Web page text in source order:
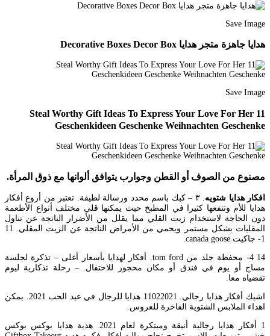
Save Image
هدايا جاهزة متجر هدايا Decorative Boxes Decor Box
Save Image
11 Steal Worthy Gift Ideas To Express Your Love For Her
Geschenkideen Geschenke Weihnachten Geschenke
مصنوع من الصوف أو القطن وجوارب يتوافق ألوانها مع ذوق المرأة.
افكار هدايا شتويه
. ۳ – كبك باسم محدد ورسالة لطيفة. تعتبر من أروع أفكار
هدايا للأم وتنفعها كثيرا في المطبخ حيث يمكنها قلي مختلف أنواع الأطعمة
دون الحاجة لاستخدام زيت القلي مما يقلل من الأضرار الناتجة عن تناول
المقليات بشكل مستمر ويحمي من الأمراض الناتجة عن الزيت المقلي. 11
1- جاكيت canada goose.
14 4- محفظة جلد من tom ford. أفكار لهدايا بأسعار أغلى – تذكرة لجلسة
مساج أو يوم في فندق أو مكان محجوز للاحتفال. – رحلة تذكارية ليوم
تقضياه معا.
اشيك أفكار هدايا رجالي. 11022021 هدايا للرجال في عيد الحب 2021. يمكن
اهداء الملابس الشتوية الفاخرة للعروس.
1 أفكار هدايا رجالية أنيقة ومبتكرة لعام 2021. هدية هدايا بوكس بوكس